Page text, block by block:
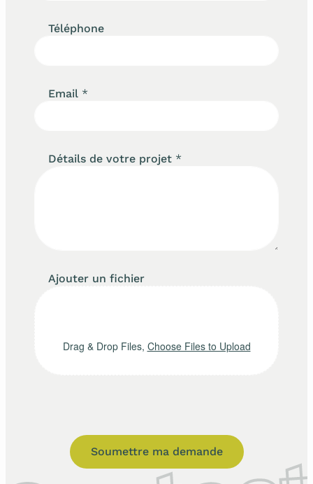
Téléphone
Email *
Détails de votre projet *
Ajouter un fichier
Drag & Drop Files, Choose Files to Upload
Soumettre ma demande